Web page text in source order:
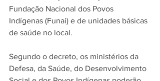
Fundação Nacional dos Povos
Indígenas (Funai) e de unidades básicas
de saúde no local.
Segundo o decreto, os ministérios da
Defesa, da Saúde, do Desenvolvimento